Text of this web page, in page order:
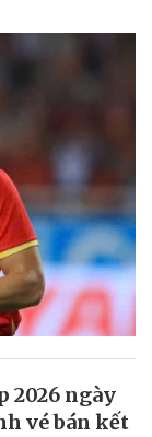
2026 ngày
vé bán kết